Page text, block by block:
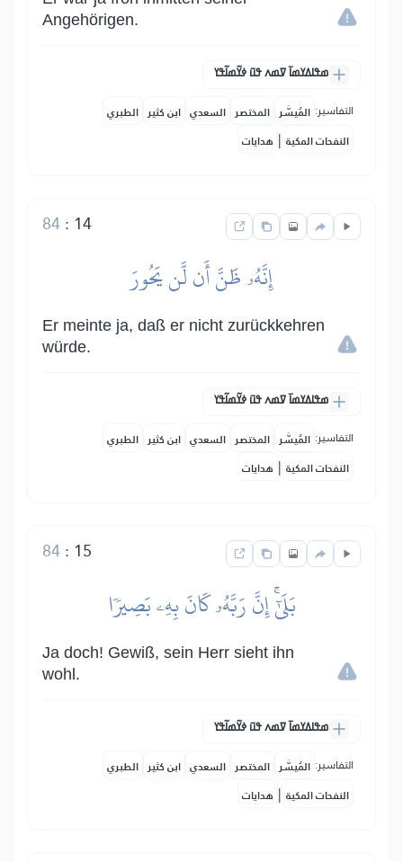
Angehörigen.
ߘߟߊߡߌߘߊ߫ ߜߘߍ ߟߎ߫ ߦߌ߬ߘߊ߬ߟߌ
التفاسير: المُيسَّر المختصر السعدي ابن كثير الطبري
النفحات المكية | هدايات
14
:
84
إِنَّهُۥ ظَنَّ أَن لَّن يَحُورَ
Er meinte ja, daß er nicht zurückkehren
würde.
ߘߟߊߡߌߘߊ߫ ߜߘߍ ߟߎ߫ ߦߌ߬ߘߊ߬ߟߌ
التفاسير: المُيسَّر المختصر السعدي ابن كثير الطبري
النفحات المكية | هدايات
15
:
84
بَلَىٰٓۚ إِنَّ رَبَّهُۥ كَانَ بِهِۦ بَصِيرٗا
Ja doch! Gewiß, sein Herr sieht ihn
wohl.
ߘߟߊߡߌߘߊ߫ ߜߘߍ ߟߎ߫ ߦߌ߬ߘߊ߬ߟߌ
التفاسير: المُيسَّر المختصر السعدي ابن كثير الطبري
النفحات المكية | هدايات